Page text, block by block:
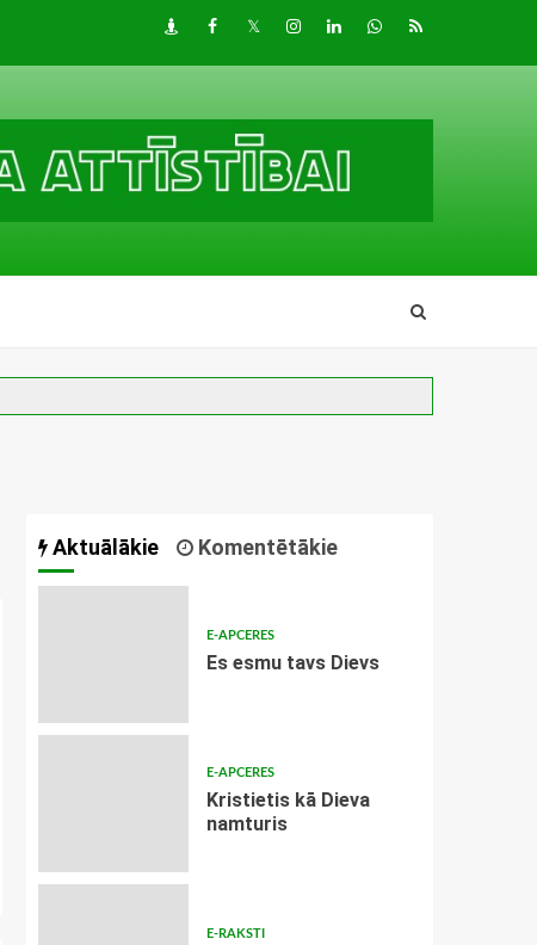
DraugiemFacebook
TwitterInstagram
LinkedInwhatsapp
RSS
Aktuālākie Komentētākie
E-APCERES
Es esmu tavs Dievs
E-APCERES
Kristietis kā Dieva
namturis
E-RAKSTI